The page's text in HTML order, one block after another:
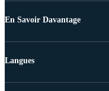
En Savoir Davantage
Langues